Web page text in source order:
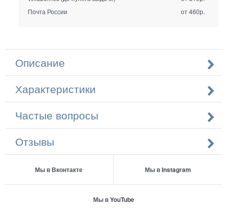
Почта России
от 460р.
Описание
Характеристики
Частые вопросы
Отзывы
Мы в Вконтакте Мы в Instagram
Мы в YouTube